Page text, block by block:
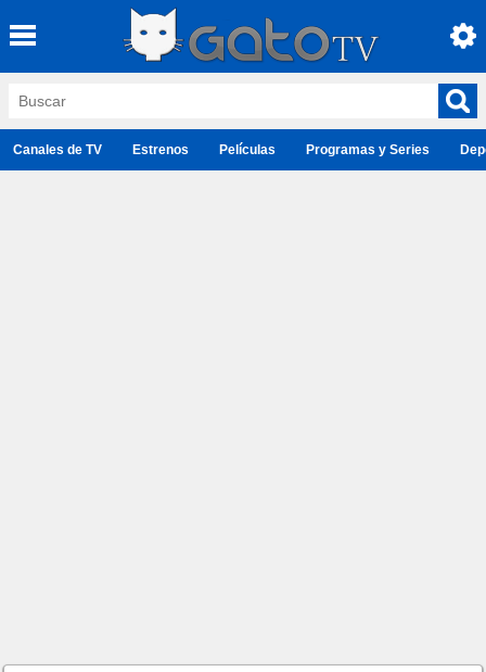
Canales de TV Estrenos Películas Programas y Series